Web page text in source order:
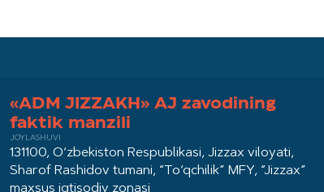
«ADM JIZZAKH» AJ zavodining
faktik manzili
JOYLASHUVI
131100, O‘zbekiston Respublikasi, Jizzax viloyati,
Sharof Rashidov tumani, “To‘qchilik” MFY, “Jizzax”
maxsus iqtisodiy zonasi